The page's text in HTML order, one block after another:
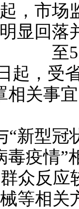
，市场
显回落
至
起，受
相关事
新型冠
疫情”
众反
等相关